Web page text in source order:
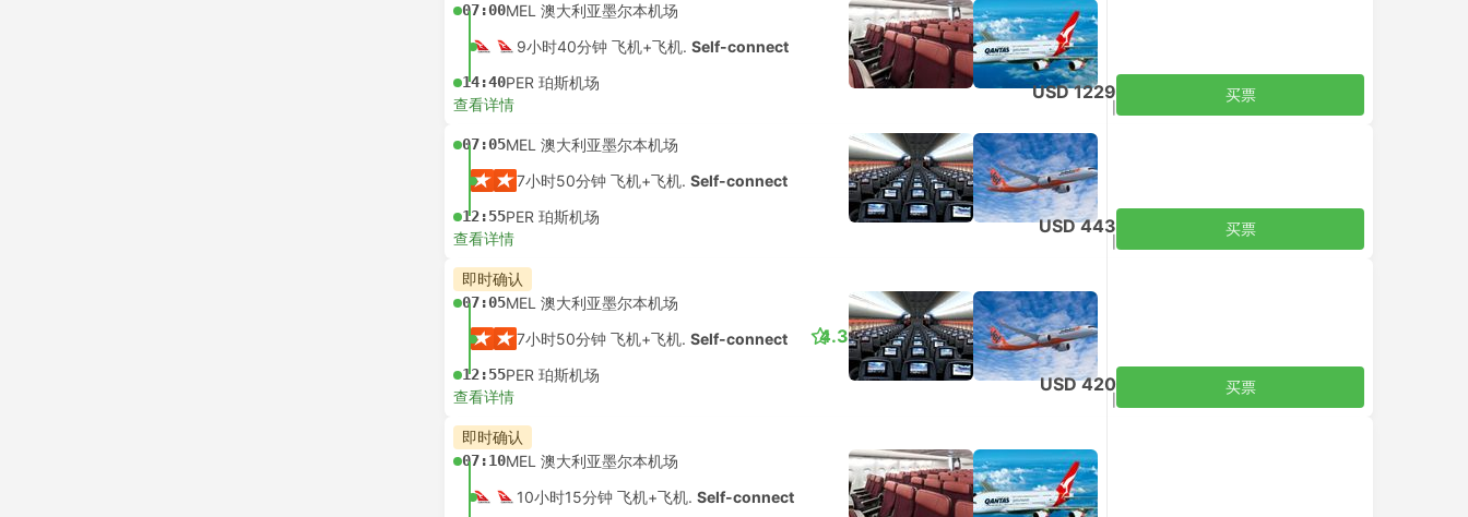
07:00MEL 澳大利亚墨尔本机场
9小时40分钟 飞机+飞机. Self-connect
14:40PER 珀斯机场
查看详情
USD 1229 买票
07:05MEL 澳大利亚墨尔本机场
7小时50分钟 飞机+飞机. Self-connect
12:55PER 珀斯机场
查看详情
USD 443 买票
即时确认
07:05MEL 澳大利亚墨尔本机场
7小时50分钟 飞机+飞机. Self-connect
12:55PER 珀斯机场
4.3
查看详情
USD 420 买票
即时确认
07:10MEL 澳大利亚墨尔本机场
10小时15分钟 飞机+飞机. Self-connect